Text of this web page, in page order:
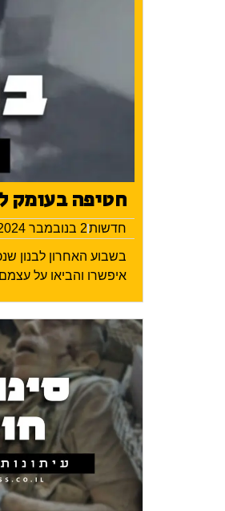
חטיפה בעומק
חדשות2 בנובמבר 2024
בשבוע האחרון לבנון
איפשרו והביאו על עצמם ב3 העשורים